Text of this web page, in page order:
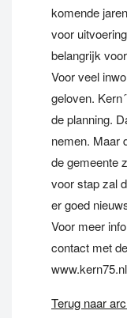
komende
voor
belangrijk
Voor veel
geloven.
de planning.
nemen. Maar
de gemeente
voor stap zal
er goed
Voor meer
contact met
www.kern75.nl
Terug naar